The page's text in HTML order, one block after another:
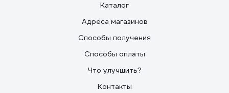
Каталог
Адреса магазинов
Способы получения
Способы оплаты
Что улучшить?
Контакты